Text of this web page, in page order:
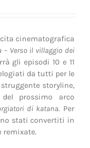
cinematografica
– Verso il villaggio dei
gli episodi 10 e 11
da tutti per le
storyline,
prossimo arco
di katana. Per
stati convertiti in
remixate.